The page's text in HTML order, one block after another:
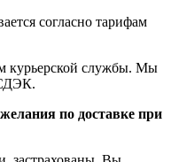
согласно тарифам
курьерской службы. Мы
по доставке при